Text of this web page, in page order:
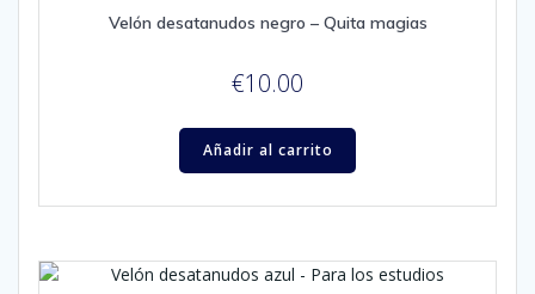
Velón desatanudos negro – Quita magias
€10.00
Añadir al carrito